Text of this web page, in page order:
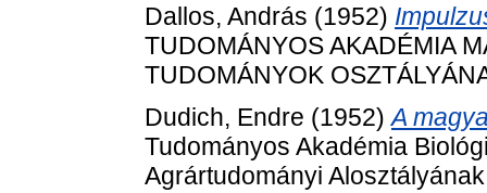
Dallos, András (1952)
TUDOMÁNYOS AKADÉMIA
TUDOMÁNYOK
Dudich, Endre (1952)A
Tudományos Akadémia
Agrártudományi